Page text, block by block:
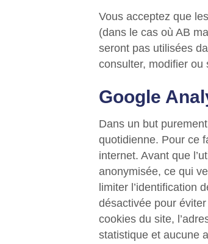
Vous acceptez que
(dans le cas où AB
seront pas utilisées
consulter, modifier ou
Google
Dans un but
quotidienne. Pour ce
internet. Avant que
anonymisée, ce qui
limiter l’identification
désactivée pour
cookies du site,
statistique et aucune